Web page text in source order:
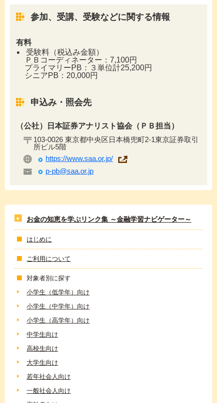
参加、受講、受験などに関する情報
有料
受験料（税込み金額）
ＰＢコーディネーター：7,100円
プライマリーPB：３単位計25,200円
シニアPB：20,000円
申込み・照会先
（公社）日本証券アナリスト協会（ＰＢ担当）
103-0026 東京都中央区日本橋兜町2-1東京証券取引
所ビル5階
https://www.saa.or.jp/
p-pb@saa.or.jp
お金の知恵を学ぶリンク集 ～金融学習ナビゲーター～
はじめに
ご利用について
対象者別に探す
小学生（低学年）向け
小学生（中学年）向け
小学生（高学年）向け
中学生向け
高校生向け
大学生向け
若年社会人向け
一般社会人向け